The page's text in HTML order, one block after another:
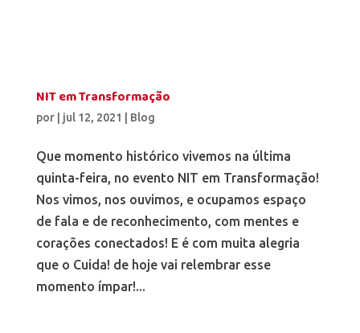
NIT em Transformação
por jul 12, 2021 Blog
Que momento histórico vivemos na última
quinta-feira, no evento NIT em Transformação!
Nos vimos, nos ouvimos, e ocupamos espaço
de fala e de reconhecimento, com mentes e
corações conectados! E é com muita alegria
que o Cuida! de hoje vai relembrar esse
momento ímpar!...